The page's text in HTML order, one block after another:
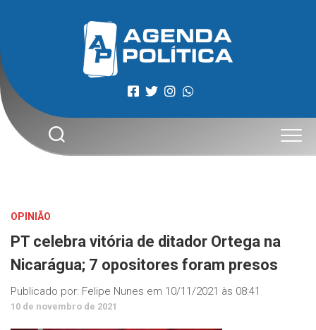
OPINIÃO
PT celebra vitória de ditador Ortega na
Nicarágua; 7 opositores foram presos
Publicado por: Felipe Nunes em 10/11/2021 às 08:41
10 de novembro de 2021